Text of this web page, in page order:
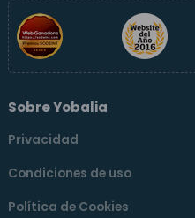
Sobre Yobalia
Privacidad
Condiciones de uso
Política de Cookies